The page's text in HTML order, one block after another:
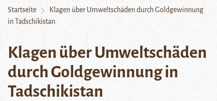
Startseite
Klagen über Umweltschäden durch Goldgewinnung
in Tadschikistan
Klagen über Umweltschäden
durch Goldgewinnung in
Tadschikistan